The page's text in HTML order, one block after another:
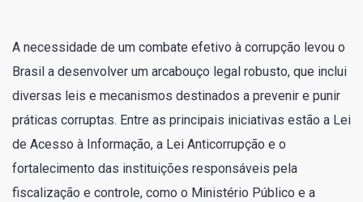
A necessidade de um combate efetivo à corrupção levou o
Brasil a desenvolver um arcabouço legal robusto, que inclui
diversas leis e mecanismos destinados a prevenir e punir
práticas corruptas. Entre as principais iniciativas estão a Lei
de Acesso à Informação, a Lei Anticorrupção e o
fortalecimento das instituições responsáveis pela
fiscalização e controle, como o Ministério Público e a